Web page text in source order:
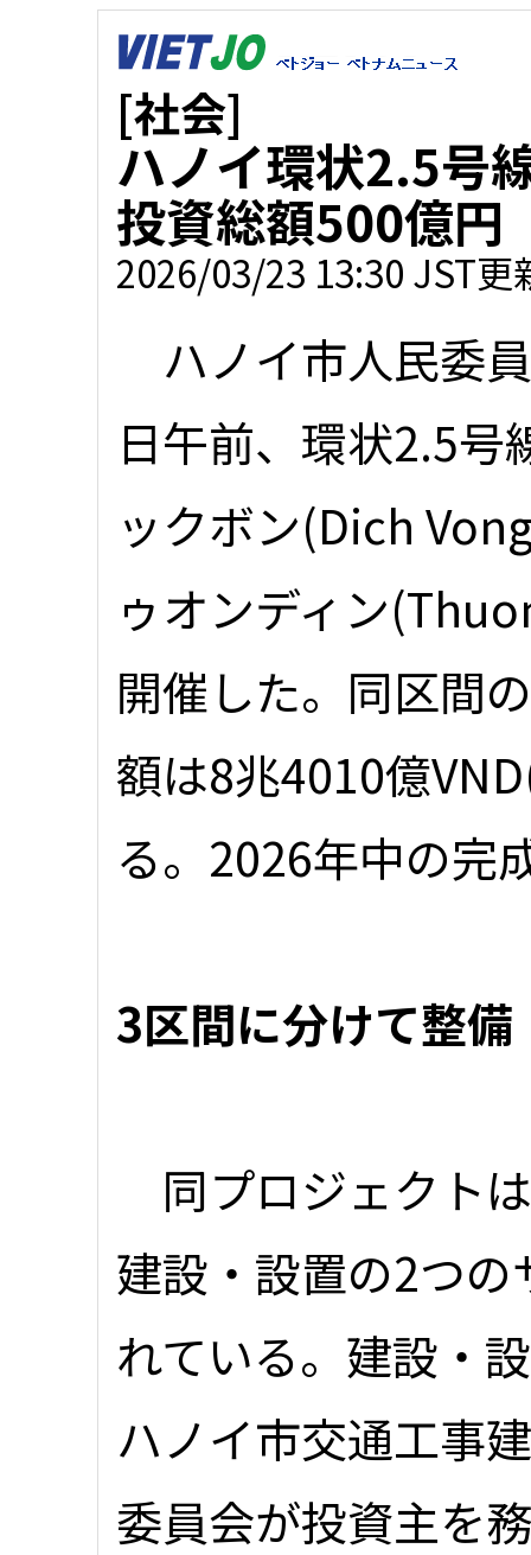
[社会]
ハノイ環状2.5号
投資総額500億円
2026/03/23 13:30 JST更
ハノイ市人民委
日午前、環状2.5号
ックボン(Dich
ゥオンディン
開催した。同区間
額は8兆4010億
る。2026年中の完
3区間に分けて整備
同プロジェクト
建設・設置の2つ
れている。建設・
ハノイ市交通工事
委員会が投資主を